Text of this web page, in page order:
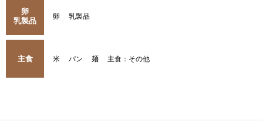
卵
乳製品
卵 乳製品
主食 米 パン 麺 主食：その他